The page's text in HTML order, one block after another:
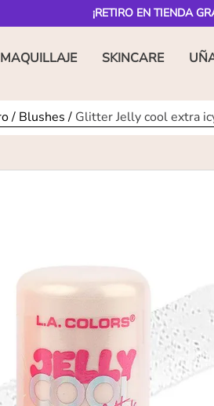
¡RETIRO EN TIENDA
MAQUILLAJE SKINCARE
Blushes Glitter Jelly cool extra